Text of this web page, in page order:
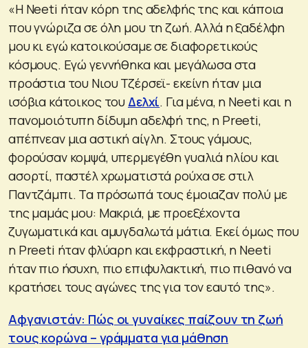
«Η Neeti ήταν κόρη της αδελφής της και κάποια
που γνώριζα σε όλη μου τη ζωή. Αλλά η ξαδέλφη
μου κι εγώ κατοικούσαμε σε διαφορετικούς
κόσμους. Εγώ γεννήθηκα και μεγάλωσα στα
προάστια του Νιου Τζέρσεϊ- εκείνη ήταν μια
ισόβια κάτοικος τουΔελχί. Για μένα, η Neeti και η
πανομοιότυπη δίδυμη αδελφή της, η Preeti,
απέπνεαν μια αστική αίγλη. Στους γάμους,
φορούσαν κομψά, υπερμεγέθη γυαλιά ηλίου και
ασορτί, παστέλ χρωματιστά ρούχα σε στιλ
Παντζάμπι. Τα πρόσωπά τους έμοιαζαν πολύ με
της μαμάς μου: Μακριά, με προεξέχοντα
ζυγωματικά και αμυγδαλωτά μάτια. Εκεί όμως που
η Preeti ήταν φλύαρη και εκφραστική, η Neeti
ήταν πιο ήσυχη, πιο επιφυλακτική, πιο πιθανό να
κρατήσει τους αγώνες της για τον εαυτό της».
Αφγανιστάν: Πώς οι γυναίκες παίζουν τη ζωή
τους κορώνα – γράμματα για μάθηση